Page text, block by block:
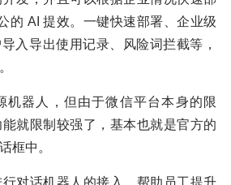
的 AI 提效。一键快速部署、企业级
入导出使用记录、风险词拦截等，
机器人，但由于微信平台本身的限
就限制较强了，基本也就是官方的
框中。
对话机器人的接入，帮助员工提升